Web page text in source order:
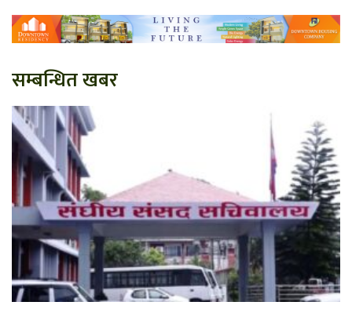
सम्बन्धित खबर